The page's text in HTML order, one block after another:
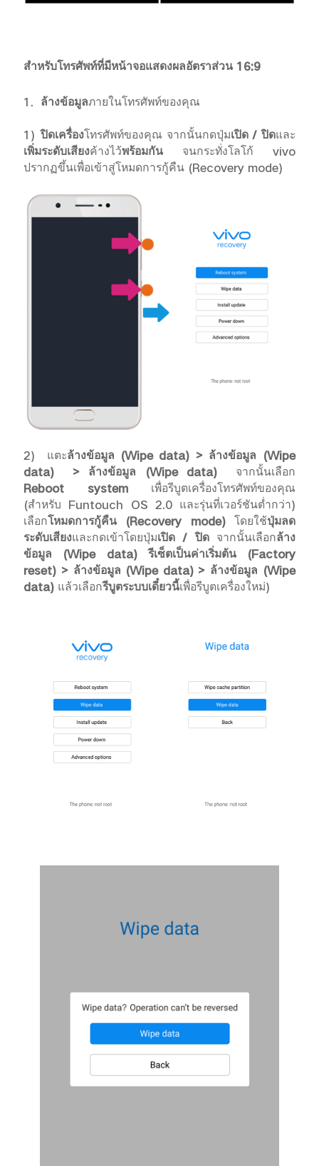
สำหรับโทรศัพท์ที่มีหน้าจอแสดงผลอัตราส่วน 16:9
1. ล้างข้อมูลภายในโทรศัพท์ของคุณ
1) ปิดเครื่องโทรศัพท์ของคุณ จากนั้นกดปุ่มเปิด / ปิดและ
เพิ่มระดับเสียงค้างไว้พร้อมกัน จนกระทั่งโลโก้ vivo
ปรากฏขึ้นเพื่อเข้าสู่โหมดการกู้คืน (Recovery mode)
2) แตะล้างข้อมูล (Wipe data) > ล้างข้อมูล (Wipe
data) > ล้างข้อมูล (Wipe data) จากนั้นเลือก
Reboot systemเพื่อรีบูตเครื่องโทรศัพท์ของคุณ
(สำหรับ Funtouch OS 2.0 และรุ่นที่เวอร์ชันต่ำกว่า)
เลือกโหมดการกู้คืน (Recovery mode)โดยใช้ปุ่มลด
ระดับเสียงและกดเข้าโดยปุ่มเปิด / ปิดจากนั้นเลือกล้าง
ข้อมูล (Wipe data) รีเซ็ตเป็นค่าเริ่มต้น (Factory
reset) > ล้างข้อมูล (Wipe data) > ล้างข้อมูล (Wipe
data) แล้วเลือกรีบูตระบบเดี๋ยวนี้เพื่อรีบูตเครื่องใหม่)